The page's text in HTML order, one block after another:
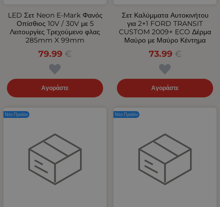
LED Σετ Neon Е-Мark Φανός
Οπίσθιος 10V / 30V με 5
Λειτουργίες Tρεχούμενο φλας
285mm X 99mm
79.99 €
Αγοράστε
Σετ Καλύμματα Αυτοκινήτου
για 2+1 FORD TRANSIT
CUSTOM 2009+ ECO Δέρμα
Μαύρο με Μαύρο Κέντημα
73.99 €
Αγοράστε
Νέο Προϊόν Νέο Προϊόν